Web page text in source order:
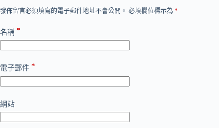
發佈留言必須填寫的電子郵件地址不會公開。 必填欄位標示為 *
名稱 *
電子郵件 *
網站